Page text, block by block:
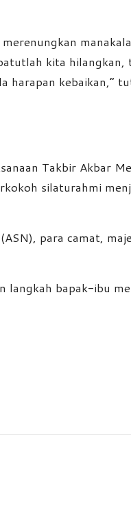
kita hilangkan,
harapan kebaikan,”
Takbir Akbar
silaturahmi
para camat,
langkah bapak-ibu